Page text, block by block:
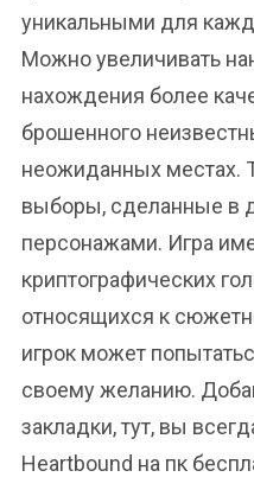
уникальными для
Можно увеличивать
нахождения более
брошенного
неожиданных местах.
выборы, сделанные в
персонажами. Игра
криптографических
относящихся к
игрок может
своему желанию.
закладки, тут, вы
Heartbound на пк